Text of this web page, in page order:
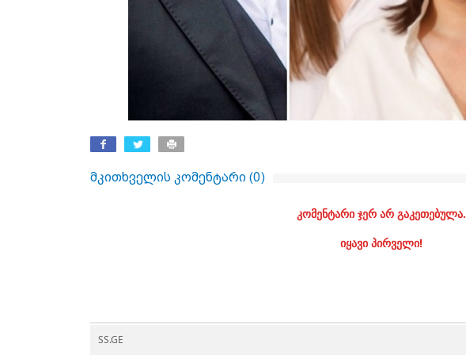
მკითხველის კომენტარი (0)
კომენტარი ჯერ არ გაკეთებულა.
იყავი პირველი!
SS.GE